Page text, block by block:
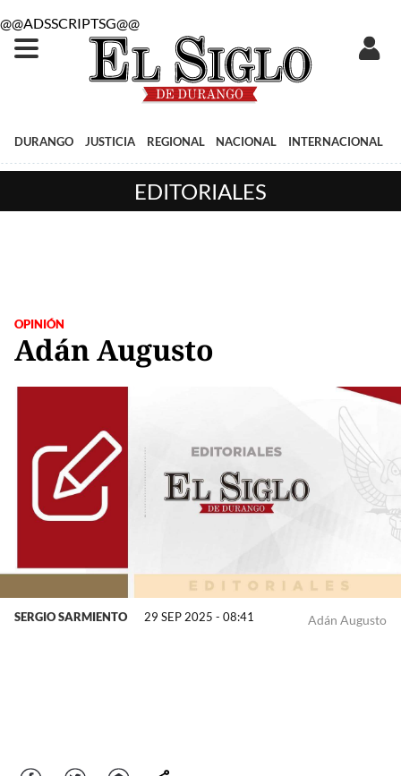
@@ADSSCRIPTSG@@
DURANGO JUSTICIA REGIONAL NACIONAL INTERNACIONAL
EDITORIALES
OPINIÓN
Adán Augusto
Adán Augusto
SERGIO SARMIENTO 29 SEP 2025 - 08:41